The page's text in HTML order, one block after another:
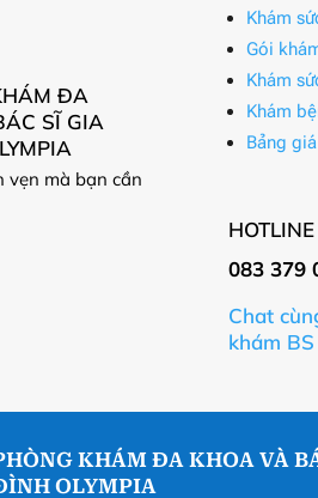
ĐA
SĨ GIA
vẹn mà bạn cần
Khám
Gói
Khám
Khám
Bảng
HOTLINE
083 379
Chat
khám BS
KHÁM ĐA KHOA VÀ
OLYMPIA